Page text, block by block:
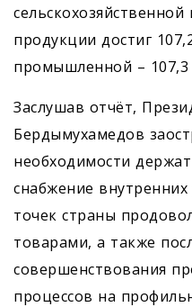
продукции достиг
промышленной – 107,3
Заслушав отчёт,
Бердымухамедов
необходимости
снабжение
точек страны
товарами, а также
совершенствования
процессов на